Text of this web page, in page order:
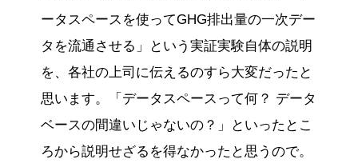
ータスペースを使ってGHG排出量の一次デー
タを流通させる」という実証実験自体の説明
を、各社の上司に伝えるのすら大変だったと
思います。「データスペースって何？ データ
ベースの間違いじゃないの？」といったとこ
ろから説明せざるを得なかったと思うので。